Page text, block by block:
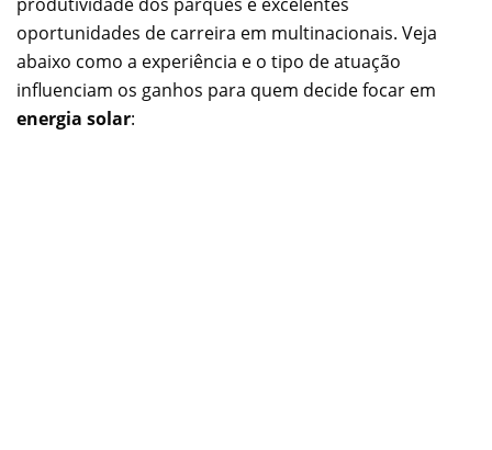
oportunidades de carreira em multinacionais. Veja
abaixo como a experiência e o tipo de atuação
influenciam os ganhos para quem decide focar em
energia solar: